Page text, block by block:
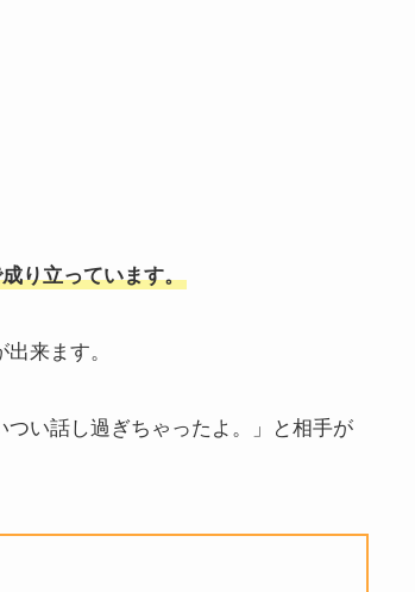
り立っています。
来ます。
い話し過ぎちゃったよ。」と相手が